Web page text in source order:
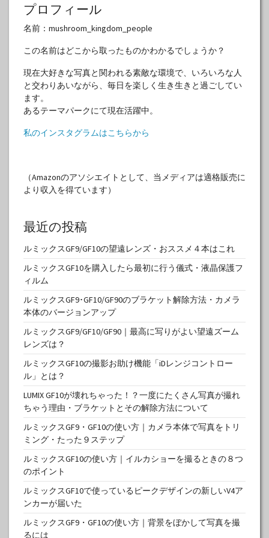
プロフィール
名前：mushroom_kingdom_people
この名前はどこから取ったものかわかるでしょうか？
現在大好きな写真と関われる素敵な環境で、いろいろな人
と交わりあいながら、毎日を楽しく生き生きと過ごしてい
ます。
あるテーマパークにて現在活躍中。
私のインスタグラムはこちらから
（Amazonのアソシエイトとして、当メディアは適格販売に
より収入を得ています）
最近の投稿
ルミックスGF9/GF10の望遠レンズ・おススメ４本はこれ
ルミックスGF10を購入したら最初に行う儀式・液晶保護フ
ィルム
ルミックスGF9･GF10/GF90のブラケット解除方法・カメラ
本体のバージョンアップ
ルミックスGF9/GF10/GF90｜最高に写りがよい望遠ズーム
レンズは？
ルミックスGF10の撮影お助け機能「iDレンジコントロー
ル」とは？
LUMIX GF10が壊れちゃった！？一度にたくさん写真が撮れ
ちゃう理由・ブラケットとその解除方法について
ルミックスGF9・GF10の使い方｜カメラ本体で写真をトリ
ミング・たった９ステップ
ルミックスGF10の使い方｜イルカショーを撮るときの８つ
のポイント
ルミックスGF10で使っているピークデザインの新しいV4ア
ンカーが届いた
ルミックスGF9・GF10の使い方｜背景をぼかして写真を撮
るには